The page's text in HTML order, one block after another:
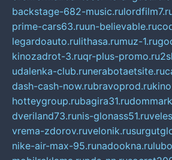
backstage-682-music.ru
prime-cars63.ruun-believable.ru
legardoauto.rulithasa.rumuz-1.ru
kinozadrot-3.ruqr-plus-promo.ru
udalenka-club.runerabotaetsite.ru
dash-cash-now.rubravoprod.ru
hotteygroup.rubagira31.ru
dveriland73.runis-glonass51.ru
vrema-zdorov.ruvelonik.ru
nike-air-max-95.runadookna.ru